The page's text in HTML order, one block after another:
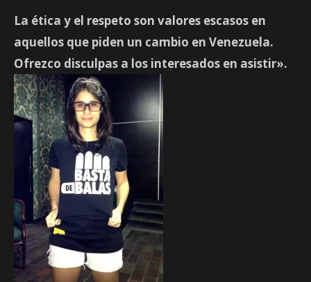
La ética y el respeto son valores escasos en
aquellos que piden un cambio en Venezuela.
Ofrezco disculpas a los interesados en asistir».